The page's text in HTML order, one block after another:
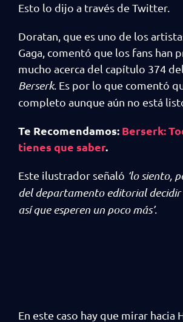
Esto lo dijo a través de Twitter.
Doratan, que es uno de los
Gaga, comentó que los fans han
mucho acerca del capítulo 374
Berserk. Es por lo que comentó
completo aunque aún no está
Te Recomendamos: Berserk:
tienes que saber.
Este ilustrador señaló ‘lo siento,
del departamento editorial decidir
así que esperen un poco más’.
En este caso hay que mirar hacia